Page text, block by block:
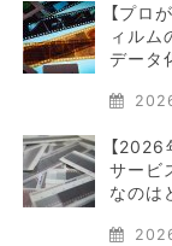
【プロ
ィルム
データ
【
サービ
なのは